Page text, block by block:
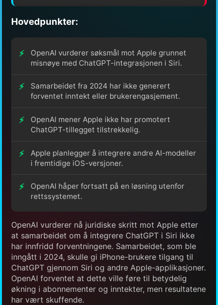
Hovedpunkter:
OpenAI vurderer søksmål mot Apple grunnet
misnøye med ChatGPT-integrasjonen i Siri.
Samarbeidet fra 2024 har ikke generert
forventet inntekt eller brukerengasjement.
OpenAI mener Apple ikke har promotert
ChatGPT-tillegget tilstrekkelig.
Apple planlegger å integrere andre AI-modeller
i fremtidige iOS-versjoner.
OpenAI håper fortsatt på en løsning utenfor
rettssystemet.
OpenAI vurderer nå juridiske skritt mot Apple etter
at samarbeidet om å integrere ChatGPT i Siri ikke
har innfridd forventningene. Samarbeidet, som ble
inngått i 2024, skulle gi iPhone-brukere tilgang til
ChatGPT gjennom Siri og andre Apple-applikasjoner.
OpenAI forventet at dette ville føre til betydelig
økning i abonnementer og inntekter, men resultatene
har vært skuffende.